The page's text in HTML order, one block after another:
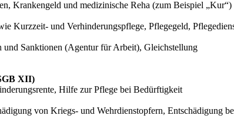
Krankengeld und medizinische Reha (zum Beispiel „Kur“)
Kurzzeit- und Verhinderungspflege, Pflegegeld,
und Sanktionen (Agentur für Arbeit), Gleichstellung
XII)
Hilfe zur Pflege bei Bedürftigkeit
von Kriegs- und Wehrdienstopfern, Entschädigung